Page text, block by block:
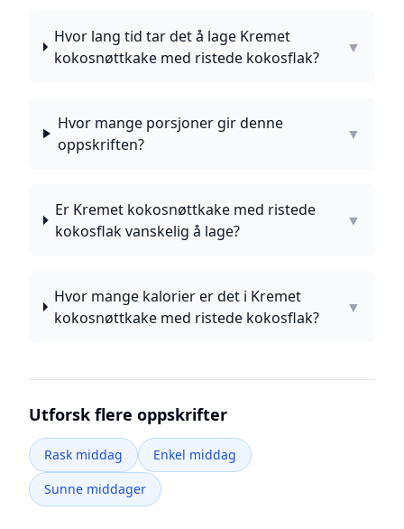
Hvor lang tid tar det å lage Kremet
kokosnøttkake med ristede kokosflak?
▼
Hvor mange porsjoner gir denne
oppskriften?
▼
Er Kremet kokosnøttkake med ristede
kokosflak vanskelig å lage?
▼
Hvor mange kalorier er det i Kremet
kokosnøttkake med ristede kokosflak?
▼
Utforsk flere oppskrifter
Rask middag
Enkel middag
Sunne middager